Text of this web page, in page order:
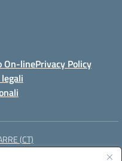
On-linePrivacy Policy
(CT)